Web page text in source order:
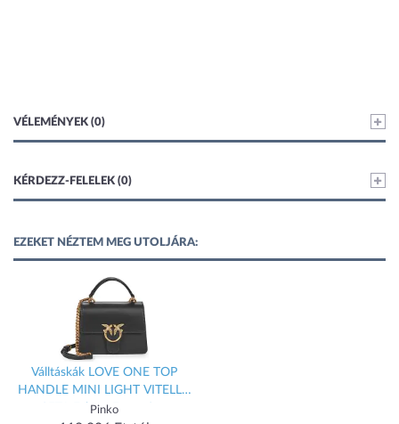
VÉLEMÉNYEK (0)
KÉRDEZZ-FELELEK (0)
EZEKET NÉZTEM MEG UTOLJÁRA:
Válltáskák LOVE ONE TOP
HANDLE MINI LIGHT VITELLO
SETA Fekete Egy méret
Pinko